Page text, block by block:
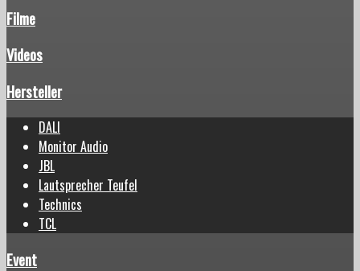
Filme
Videos
Hersteller
DALI
Monitor Audio
JBL
Lautsprecher Teufel
Technics
TCL
Event